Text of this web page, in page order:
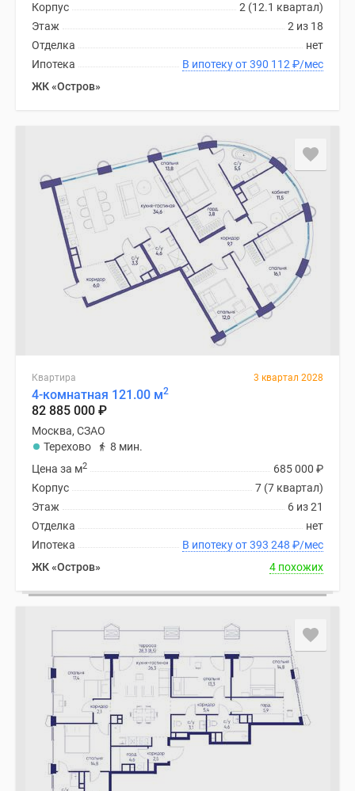
2 (12.1 квартал)
Корпус
2 из 18
Этаж
нет
Отделка
В ипотеку от 390 112 ₽/мес
Ипотека
ЖК «Остров»
Квартира 3 квартал 2028
4-комнатная 121.00 м2
82 885 000 ₽
Москва, СЗАО
Терехово
8 мин.
685 000 ₽
Цена за м2
7 (7 квартал)
Корпус
6 из 21
Этаж
нет
Отделка
В ипотеку от 393 248 ₽/мес
Ипотека
ЖК «Остров»
4 похожих